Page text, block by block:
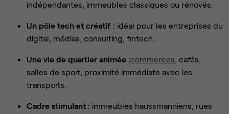
indépendantes, immeubles classiques ou rénovés.
Un pôle tech et créatif : idéal pour les entreprises du
digital, médias, consulting, fintech…
Une vie de quartier animée :commerces , cafés,
salles de sport, proximité immédiate avec les
transports.
Cadre stimulant : immeubles haussmanniens, rues